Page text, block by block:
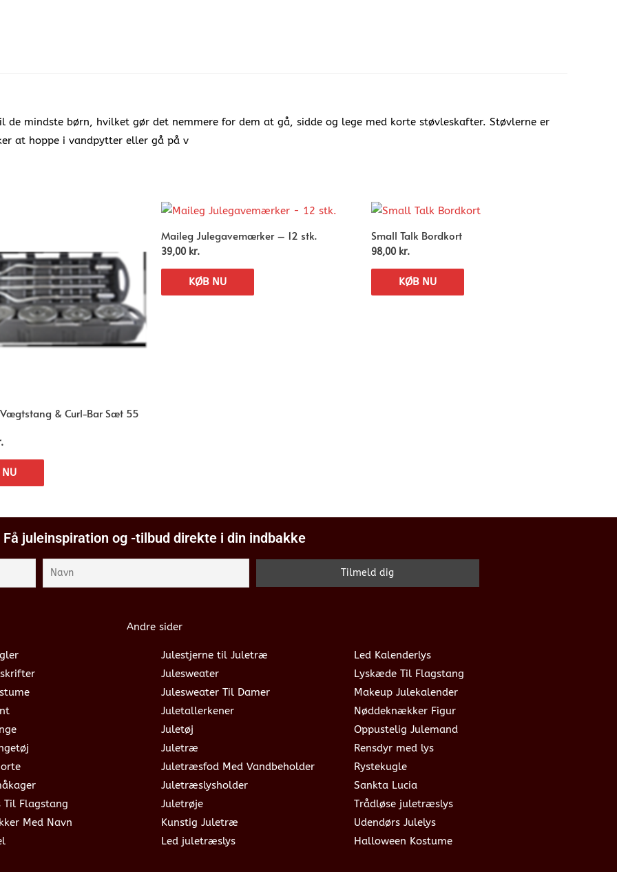
mindste børn, hvilket gør det nemmere for dem at gå, sidde og lege med korte støvleskafter. Støvlerne er
at hoppe i vandpytter eller gå på v
& Curl-Bar Sæt 55
Maileg Julegavemærker – 12 stk.
39,00 kr.
KØB NU
Small Talk Bordkort
98,00 kr.
KØB NU
Få juleinspiration og -tilbud direkte i din indbakke
Andre sider
Til Flagstang
Med Navn
Julestjerne til Juletræ
Julesweater
Julesweater Til Damer
Juletallerkener
Juletøj
Juletræ
Juletræsfod Med Vandbeholder
Juletræslysholder
Juletrøje
Kunstig Juletræ
Led juletræslys
Led Kalenderlys
Lyskæde Til Flagstang
Makeup Julekalender
Nøddeknækker Figur
Oppustelig Julemand
Rensdyr med lys
Rystekugle
Sankta Lucia
Trådløse juletræslys
Udendørs Julelys
Halloween Kostume